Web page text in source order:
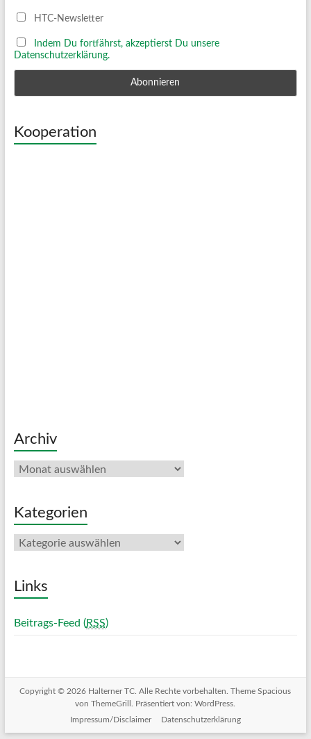
HTC-Newsletter
Indem Du fortfährst, akzeptierst Du unsere
Datenschutzerklärung.
Kooperation
Archiv
Archiv
Kategorien
Kategorien
Links
Beitrags-Feed (RSS)
Copyright © 2026 Halterner TC . Alle Rechte vorbehalten. ThemeSpacious
von ThemeGrill. Präsentiert von:WordPress
Impressum/Disclaimer
Datenschutzerklärung